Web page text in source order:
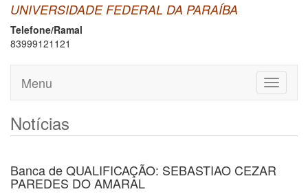
UNIVERSIDADE FEDERAL DA PARAÍBA
Telefone/Ramal
83999121121
Toggle
Menu
Notícias
Banca de QUALIFICAÇÃO: SEBASTIAO CEZAR
PAREDES DO AMARAL